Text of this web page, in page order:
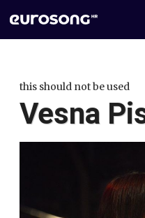
this should not be used
Vesna